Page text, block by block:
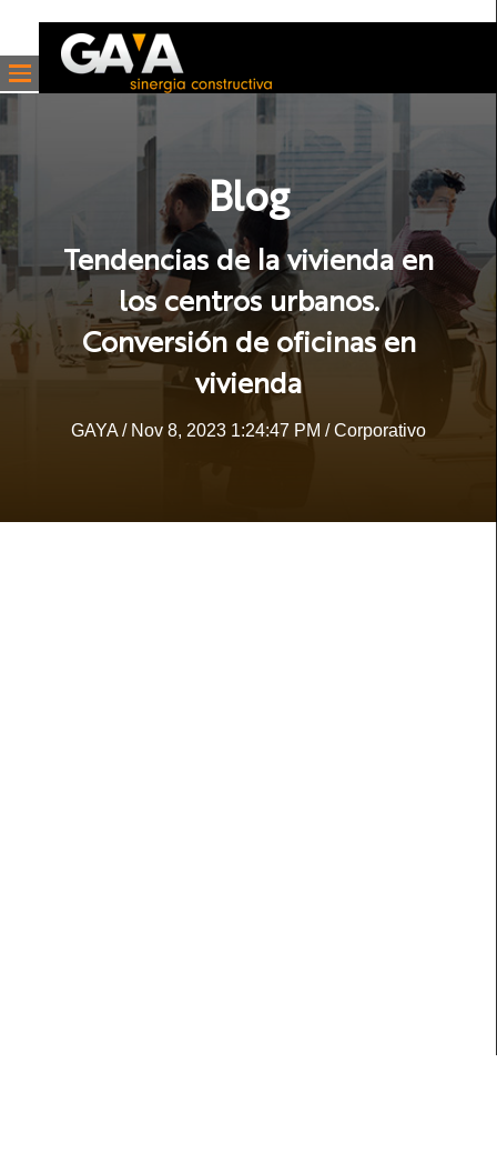
Blog
Tendencias de la vivienda en
los centros urbanos.
Conversión de oficinas en
vivienda
GAYA / Nov 8, 2023 1:24:47 PM /Corporativo